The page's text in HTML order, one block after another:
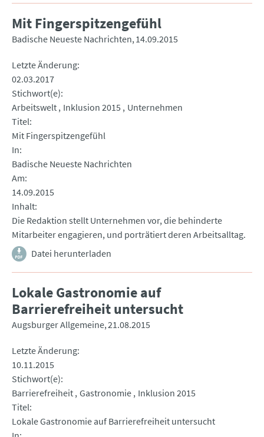
Mit Fingerspitzengefühl
Badische Neueste Nachrichten 14.09.2015
Letzte Änderung
02.03.2017
Stichwort(e)
Arbeitswelt Inklusion 2015
Unternehmen
Titel
Mit Fingerspitzengefühl
In
Badische Neueste Nachrichten
Am
14.09.2015
Inhalt
Die Redaktion stellt Unternehmen vor, die behinderte
Mitarbeiter engagieren, und porträtiert deren Arbeitsalltag.
Datei herunterladen
Lokale Gastronomie auf
Barrierefreiheit untersucht
Augsburger Allgemeine 21.08.2015
Letzte Änderung
10.11.2015
Stichwort(e)
Barrierefreiheit Gastronomie Inklusion 2015
Titel
Lokale Gastronomie auf Barrierefreiheit untersucht